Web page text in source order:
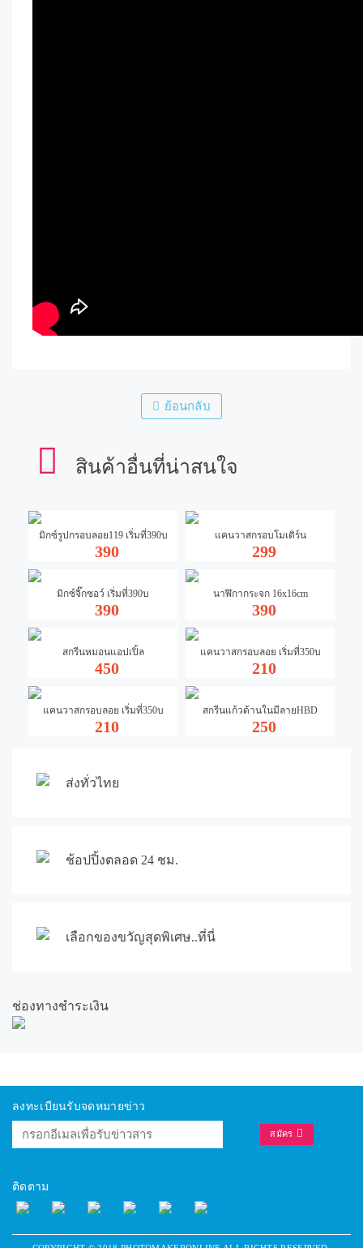
ย้อนกลับ
สินค้าอื่นที่น่าสนใจ
มิกซ์รูปกรอบลอย119 เริ่มที่390บ
390
แคนวาสกรอบโมเดิร์น
299
มิกซ์จิ๊กซอว์ เริ่มที่390บ
390
นาฬิกากระจก 16x16cm
390
สกรีนหมอนแอปเปิ้ล
450
แคนวาสกรอบลอย เริ่มที่350บ
210
แคนวาสกรอบลอย เริ่มที่350บ
210
สกรีนแก้วด้านในมีลายHBD
250
ส่งทั่วไทย
ช้อปปิ้งตลอด 24 ชม.
เลือกของขวัญสุดพิเศษ..ที่นี่
ช่องทางชำระเงิน
ลงทะเบียนรับจดหมายข่าว
สมัคร
ติดตาม